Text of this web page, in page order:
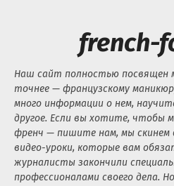
french-
Наш сайт полностью посвящен
точнее — французскому
много информации о нем,
другое. Если вы хотите, чтобы
френч — пишите нам, мы скинем
видео-уроки, которые вам
журналисты закончили
профессионалами своего дела.